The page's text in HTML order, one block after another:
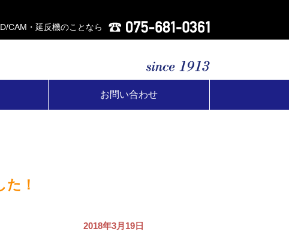
CAM・延反機のことなら
お問い合わせ
！
2018年3月19日